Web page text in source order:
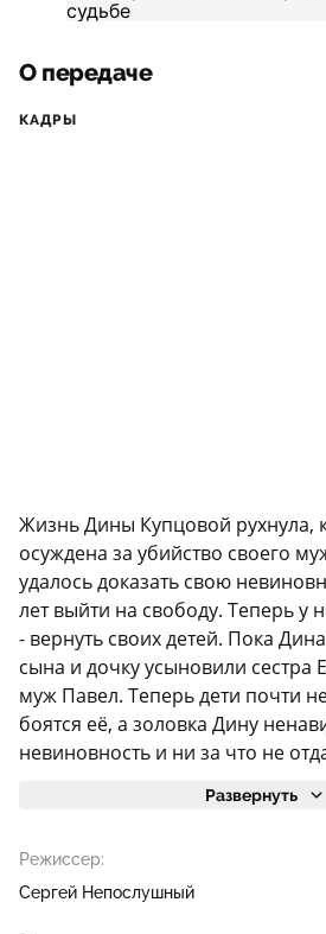
О передаче
КАДРЫ
Жизнь Дины Купцовой рухнула,
осуждена за убийство своего
удалось доказать свою
лет выйти на свободу. Теперь у
- вернуть своих детей. Пока
сына и дочку усыновили сестра
муж Павел. Теперь дети почти
боятся её, а золовка Дину
невиновность и ни за что не
Развернуть
Режиссер:
Сергей Непослушный